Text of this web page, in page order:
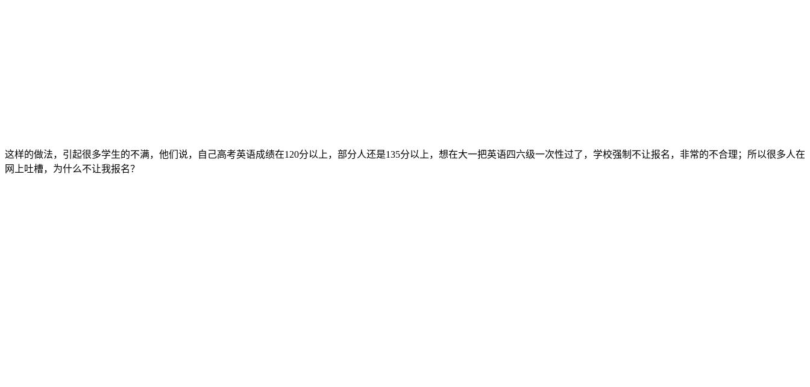
这样的做法，引起很多学生的不满，他们说，自己高考英语成绩在120分以上，部分人还是135分以上，想在大一把英语四六级一次性过了，学校强制不让报名，非常的不合理；所以很多人在
网上吐槽，为什么不让我报名？